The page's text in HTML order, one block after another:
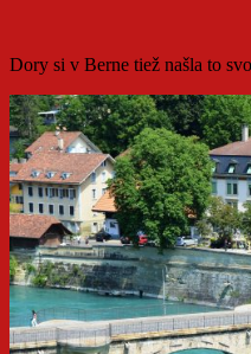
Dory si v Berne tiež našla to